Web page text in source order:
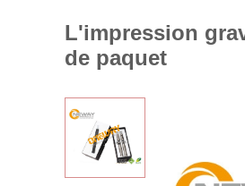
L'impression
de paquet